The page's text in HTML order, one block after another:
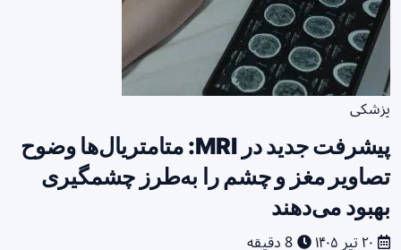
پزشکی
پیشرفت جدید در MRI: متامتریال‌ها وضوح
تصاویر مغز و چشم را به‌طرز چشمگیری
بهبود می‌دهند